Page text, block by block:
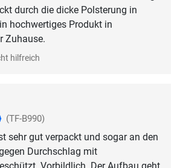
durch die dicke Polsterung in
hochwertiges Produkt in
Zuhause.
hilfreich
(TF-B990)
sehr gut verpackt und sogar an den
Durchschlag mit